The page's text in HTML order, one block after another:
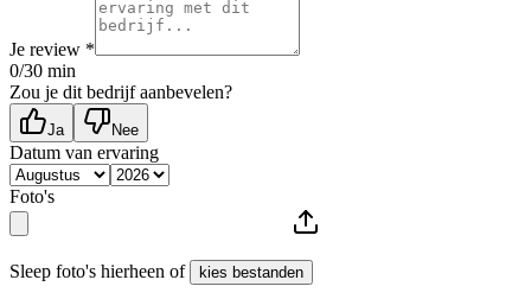
Je review *
0/30 min
Zou je dit bedrijf aanbevelen?
Ja Nee
Datum van ervaring
Foto's
Sleep foto's hierheen of kies bestanden